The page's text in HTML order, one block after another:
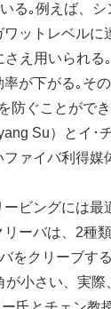
る｡例えば、シ
ットレベルに
え用いられる
が下がる｡そ
防ぐことがで
Su）とイ･
ァイバ利得媒
ビングには最
ーバは、2種
をクリーブす
が小さい、実際